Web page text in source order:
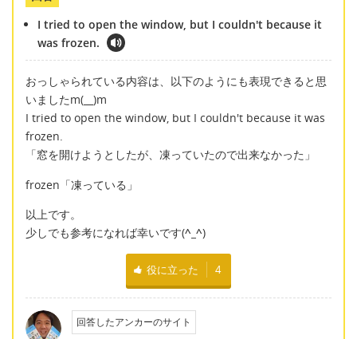
I tried to open the window, but I couldn't because it
was frozen.
おっしゃられている内容は、以下のようにも表現できると思
いましたm(__)m
I tried to open the window, but I couldn't because it was
frozen.
「窓を開けようとしたが、凍っていたので出来なかった」
frozen「凍っている」
以上です。
少しでも参考になれば幸いです(^_^)
役に立った 4
回答したアンカーのサイト